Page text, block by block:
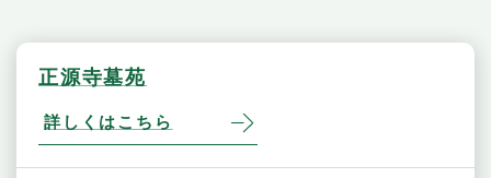
正源寺墓苑
詳しくはこちら